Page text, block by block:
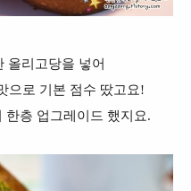
올리고당을 넣어
으로 기본 점수 땄고요!
한층 업그레이드 했지요.